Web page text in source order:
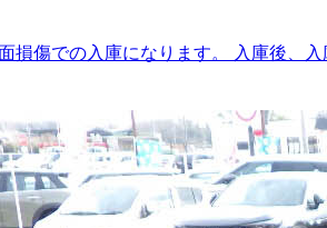
損傷での入庫になります。 入庫後、